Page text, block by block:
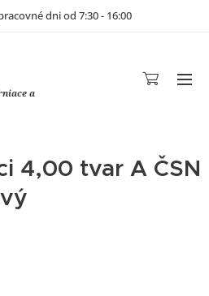
dni od 7:30 - 16:00
a
4,00 tvar A ČSN